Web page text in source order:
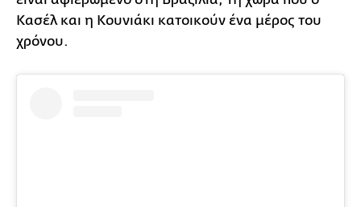
Κασέλ και η Κουνιάκι κατοικούν ένα μέρος του
χρόνου.